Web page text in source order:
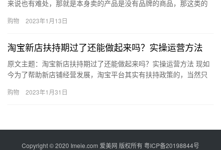
来说也有难处，那就是本身卖的产品是没有品牌的商品，那这类的
铺没…
购物 2023年1月13日
淘宝新店扶持期过了还能做起来吗？实操运营方法
原文主题：淘宝新店扶持期过了还能做起来吗？实操运营方法 现如
今为了帮助新店铺经营发展，淘宝平台其实有扶持政策的，当然只
但是…
购物 2023年1月31日
Copyright © 2020 Imeie.com 爱美网 版权所有粤ICP备20198844号